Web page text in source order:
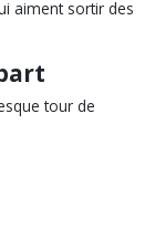
aiment sortir des
tour de